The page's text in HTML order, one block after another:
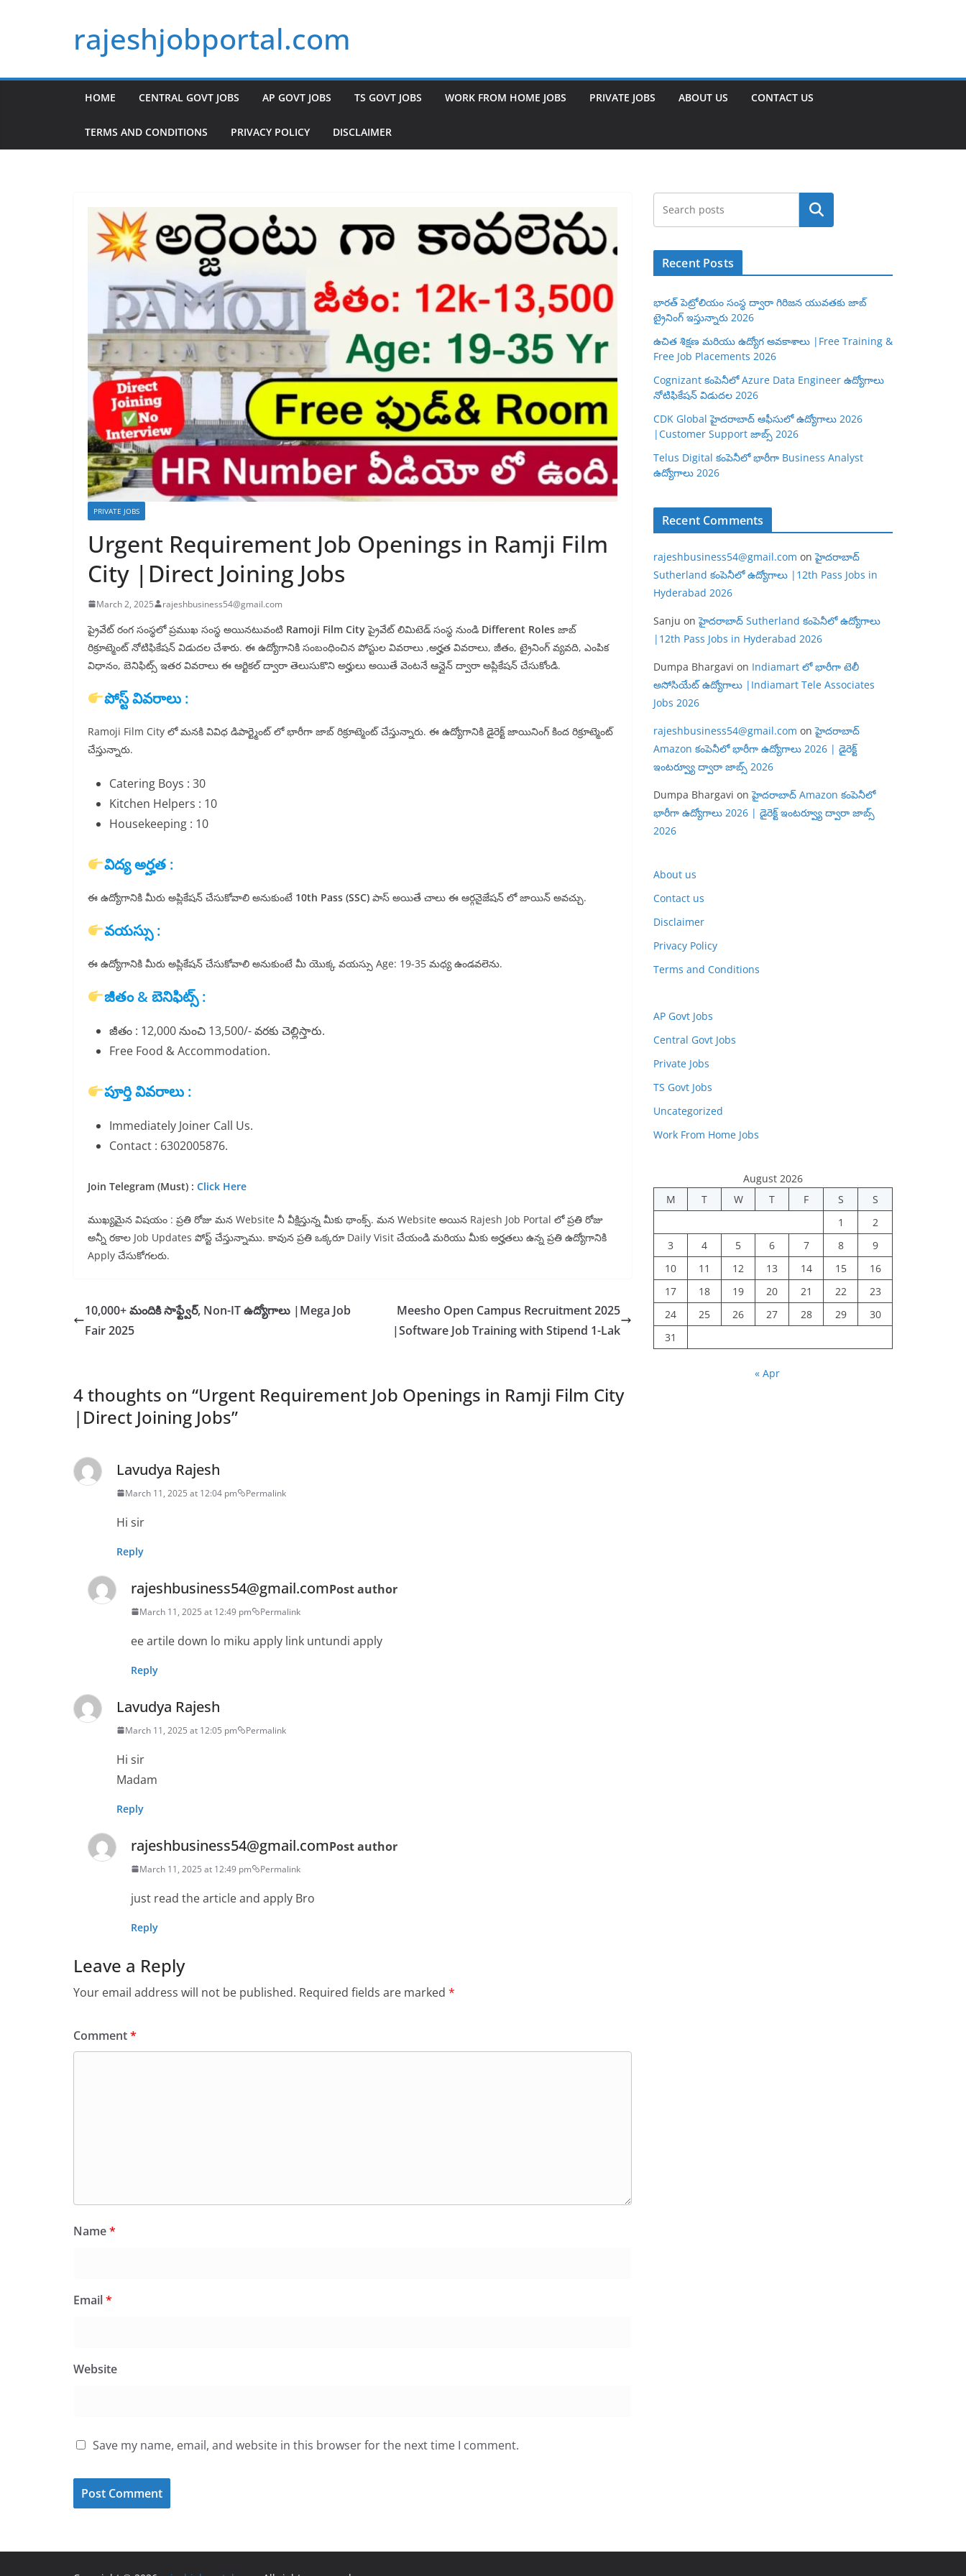
rajeshjobportal.com
HOME CENTRAL GOVT JOBS AP GOVT JOBS TS GOVT JOBS WORK FROM HOME JOBS PRIVATE JOBS ABOUT US CONTACT US
TERMS AND CONDITIONS PRIVACY POLICY DISCLAIMER
PRIVATE JOBS
Urgent Requirement Job Openings in Ramji Film
City |Direct Joining Jobs
March 2, 2025 rajeshbusiness54@gmail.com
ప్రైవేట్ రంగ సంస్థలో ప్రముఖ సంస్థ అయినటువంటి Ramoji Film Cityప్రైవేట్ లిమిటెడ్ సంస్థ నుండి Different Roles జాబ్
రిక్రూట్మెంట్ నోటిఫికేషన్ విడుదల చేశారు. ఈ ఉద్యోగానికి సంబంధించిన పోస్టుల వివరాలు ,అర్హత వివరాలు, జీతం, ట్రైనింగ్ వ్యవది, ఎంపిక
విధానం, బెనిఫిట్స్ ఇతర వివరాలు ఈ ఆర్టికల్ ద్వారా తెలుసుకొని అర్హులు అయితే వెంటనే ఆన్లైన్ ద్వారా అప్లికేషన్ చేసుకోండి.
పోస్ట్ వివరాలు :
Ramoji Film City లో మనకి వివిధ డిపార్ట్మెంట్ లో భారీగా జాబ్ రిక్రూట్మెంట్ చేస్తున్నారు. ఈ ఉద్యోగానికి డైరెక్ట్ జాయినింగ్ కింద రిక్రూట్మెంట్
చేస్తున్నారు.
Catering Boys : 30
Kitchen Helpers : 10
Housekeeping : 10
విద్య అర్హత :
ఈ ఉద్యోగానికి మీరు అప్లికేషన్ చేసుకోవాలి అనుకుంటే 10th Pass (SSC) పాస్ అయితే చాలు ఈ ఆర్గనైజేషన్ లో జాయిన్ అవచ్చు.
వయస్సు :
ఈ ఉద్యోగానికి మీరు అప్లికేషన్ చేసుకోవాలి అనుకుంటే మీ యొక్క వయస్సు Age: 19-35 మధ్య ఉండవలెను.
జీతం & బెనిఫిట్స్ :
జీతం : 12,000 నుంచి 13,500/- వరకు చెల్లిస్తారు.
Free Food & Accommodation.
పూర్తి వివరాలు :
Immediately Joiner Call Us.
Contact : 6302005876.
Join Telegram (Must) : Click Here
ముఖ్యమైన విషయం : ప్రతి రోజు మన Website నీ వీక్షిస్తున్న మీకు థాంక్స్. మన Website అయిన Rajesh Job Portal లో ప్రతి రోజు
అన్నీ రకాల Job Updates పోస్ట్ చేస్తున్నాము. కావున ప్రతి ఒక్కరూ Daily Visit చేయండి మరియు మీకు అర్హతలు ఉన్న ప్రతి ఉద్యోగానికి
Apply చేసుకోగలరు.
10,000+ మందికి సాఫ్ట్వేర్, Non-IT ఉద్యోగాలు |Mega Job
Fair 2025
Meesho Open Campus Recruitment 2025
|Software Job Training with Stipend 1-Lak
4 thoughts on “Urgent Requirement Job Openings in Ramji Film City
|Direct Joining Jobs”
Lavudya Rajesh
March 11, 2025 at 12:04 pm Permalink
Hi sir
Reply
rajeshbusiness54@gmail.comPost author
March 11, 2025 at 12:49 pm Permalink
ee artile down lo miku apply link untundi apply
Reply
Lavudya Rajesh
March 11, 2025 at 12:05 pm Permalink
Hi sir
Madam
Reply
rajeshbusiness54@gmail.comPost author
March 11, 2025 at 12:49 pm Permalink
just read the article and apply Bro
Reply
Leave a Reply
Your email address will not be published. Required fields are marked *
Comment*
Name*
Email*
Website
Save my name, email, and website in this browser for the next time I comment.
Search
Recent Posts
భారత్ పెట్రోలియం సంస్థ ద్వారా గిరిజన యువతకు జాబ్
ట్రైనింగ్ ఇస్తున్నారు 2026
ఉచిత శిక్షణ మరియు ఉద్యోగ అవకాశాలు |Free Training &
Free Job Placements 2026
Cognizant కంపెనీలో Azure Data Engineer ఉద్యోగాలు
నోటిఫికేషన్ విడుదల 2026
CDK Global హైదరాబాద్ ఆఫీసులో ఉద్యోగాలు 2026
|Customer Support జాబ్స్ 2026
Telus Digital కంపెనీలో భారీగా Business Analyst
ఉద్యోగాలు 2026
Recent Comments
rajeshbusiness54@gmail.com onహైదరాబాద్
Sutherland కంపెనీలో ఉద్యోగాలు |12th Pass Jobs in
Hyderabad 2026
Sanju onహైదరాబాద్ Sutherland కంపెనీలో ఉద్యోగాలు
|12th Pass Jobs in Hyderabad 2026
Dumpa Bhargavi on Indiamart లో భారీగా టెలీ
అసోసియేట్ ఉద్యోగాలు |Indiamart Tele Associates
Jobs 2026
rajeshbusiness54@gmail.com onహైదరాబాద్
Amazon కంపెనీలో భారీగా ఉద్యోగాలు 2026 | డైరెక్ట్
ఇంటర్వ్యూ ద్వారా జాబ్స్ 2026
Dumpa Bhargavi onహైదరాబాద్ Amazon కంపెనీలో
భారీగా ఉద్యోగాలు 2026 | డైరెక్ట్ ఇంటర్వ్యూ ద్వారా జాబ్స్
2026
About us
Contact us
Disclaimer
Privacy Policy
Terms and Conditions
AP Govt Jobs
Central Govt Jobs
Private Jobs
TS Govt Jobs
Uncategorized
Work From Home Jobs
August 2026
M
T W T F S
S
1
2
3
4 5 6 7 8
9
10
11 12 13 14 15
16
17
18 19 20 21 22
23
24
25 26 27 28 29
30
31
« Apr